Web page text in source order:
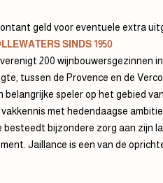
geld voor eventuele extra
SINDS 1950
200 wijnbouwersgezinnen
tussen de Provence en de
belangrijke speler op het gebied
met hedendaagse
bijzondere zorg aan zijn
Jaillance is een van de